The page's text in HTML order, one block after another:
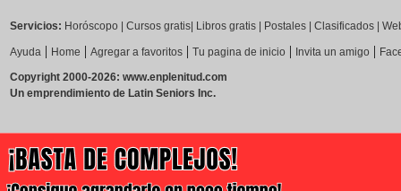
Servicios: Horóscopo Cursos gratis Libros gratis Postales Clasificados
Ayuda | Home | Agregar a favoritos | Tu pagina de inicio | Invita un amigo |
Copyright 2000-2026: www.enplenitud.com
Un emprendimiento de Latin Seniors Inc.